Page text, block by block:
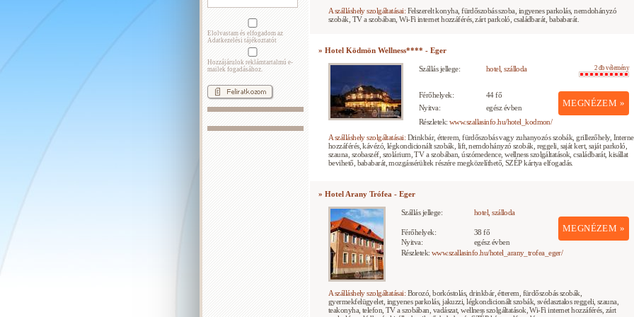
Elolvastam és elfogadom az
Adatkezelési tájékoztatót
Hozzájárulok reklámtartalmú e-
mailek fogadásához.
A szálláshely szolgáltatásai: Felszerelt konyha, fürdőszobás szoba, ingyenes parkolás, nemdohányzó
szobák, TV a szobában, Wi-Fi internet hozzáférés, zárt parkoló, családbarát, bababarát.
» Hotel Ködmön Wellness**** - Eger
Szállás jellege: hotel, szálloda 2 db vélemény
MEGNÉZEM »
Férőhelyek:
44 fő
Nyitva:
egész évben
Részletek: www.szallasinfo.hu/hotel_kodmon/
A szálláshely szolgáltatásai: Drinkbár, étterem, fürdőszobás vagy zuhanyozós szobák, grillezőhely,
hozzáférés, kávézó, légkondicionált szobák, lift, nemdohányzó szobák, reggeli, saját kert, saját parkoló,
szauna, szobaszéf, szolárium, TV a szobában, úszómedence, wellness szolgáltatások, családbarát, kisállat
bevihető, bababarát, mozgássérültek részére megközelíthető, SZÉP kártya elfogadás.
» Hotel Arany Trófea - Eger
Szállás jellege: hotel, szálloda
MEGNÉZEM »
Férőhelyek:
38 fő
Nyitva:
egész évben
Részletek: www.szallasinfo.hu/hotel_arany_trofea_eger/
A szálláshely szolgáltatásai: Borozó, borkóstolás, drinkbár, étterem, fürdőszobás szobák,
gyermekfelügyelet, ingyenes parkolás, jakuzzi, légkondicionált szobák, svédasztalos reggeli, szauna,
teakonyha, telefon, TV a szobában, vadászat, wellness szolgáltatások, Wi-Fi internet hozzáférés, zárt